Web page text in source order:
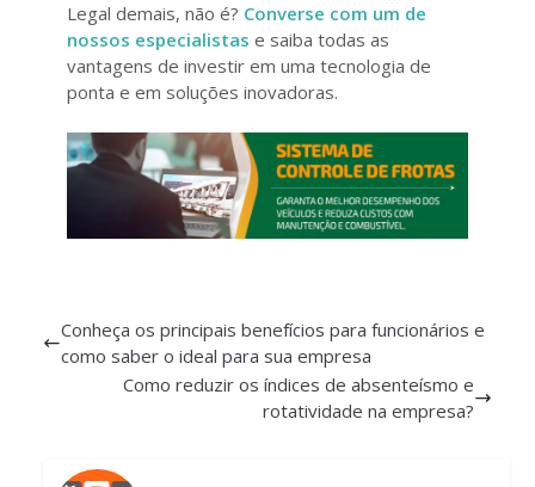
Legal demais, não é? Converse com um de
nossos especialistas e saiba todas as
vantagens de investir em uma tecnologia de
ponta e em soluções inovadoras.
Conheça os principais benefícios para funcionários e
como saber o ideal para sua empresa
Como reduzir os índices de absenteísmo e
rotatividade na empresa?